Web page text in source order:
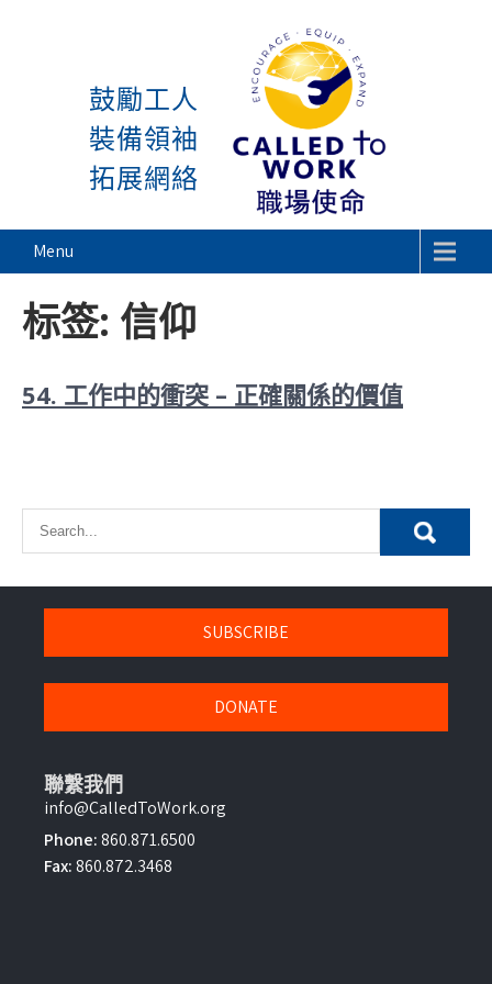
Called To Work
鼓勵工人
裝備領袖
拓展網絡
Menu
标签: 信仰
54. 工作中的衝突 – 正確關係的價值
SUBSCRIBE
DONATE
聯繫我們
info@CalledToWork.org
Phone:860.871.6500
Fax:860.872.3468